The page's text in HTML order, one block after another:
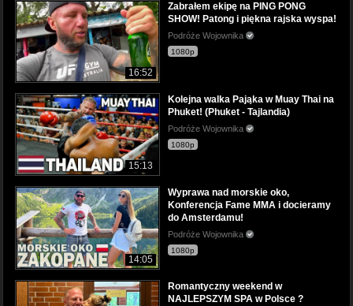
16:52
Zabrałem ekipę na PING PONG
SHOW! Patong i piękna rajska wyspa!
Podróże Wojownika
1080p
15:13
Kolejna walka Pająka w Muay Thai na
Phuket! (Phuket - Tajlandia)
Podróże Wojownika
1080p
14:05
Wyprawa nad morskie oko,
Konferencja Fame MMA i docieramy
do Amsterdamu!
Podróże Wojownika
1080p
Romantyczny weekend w
NAJLEPSZYM SPA w Polsce ?